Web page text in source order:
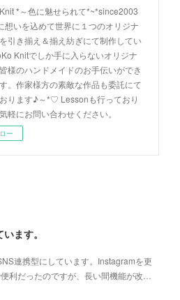
*～色に魅せられて*~*since2003
いを込めて世界に１つのオリジナ
引き揃え＆揃え紡ぎにて制作してい
Knitでしか手に入らないオリジナ
様のハンドメイドのお手伝いができ
。作家様方の素敵な作品も委託にて
ります♪～*♡ Lessonも行っており
軽にお問い合わせください。
ー
ます。
連携型にしています。Instagramを更
利だったのですが、長い間機能が改…